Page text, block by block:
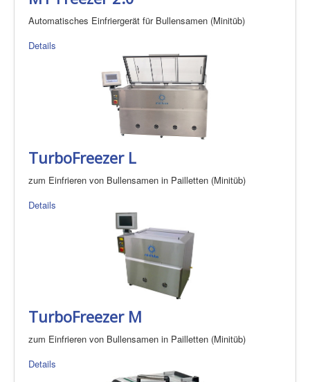
Automatisches Einfriergerät für Bullensamen (Minitüb)
Details
TurboFreezer L
zum Einfrieren von Bullensamen in Pailletten (Minitüb)
Details
TurboFreezer M
zum Einfrieren von Bullensamen in Pailletten (Minitüb)
Details